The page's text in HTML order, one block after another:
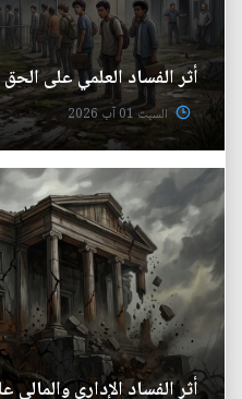
أثر الفساد العلمي على
السبت 01 آب 2026
أثر الفساد الإداري